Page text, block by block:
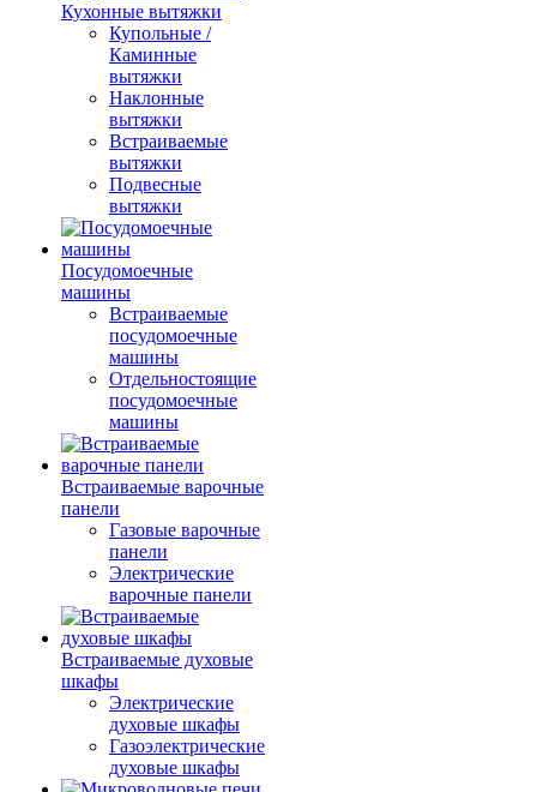
Кухонные вытяжки
Купольные /
Каминные
вытяжки
Наклонные
вытяжки
Встраиваемые
вытяжки
Подвесные
вытяжки
Посудомоечные
машины
Встраиваемые
посудомоечные
машины
Отдельностоящие
посудомоечные
машины
Встраиваемые варочные
панели
Газовые варочные
панели
Электрические
варочные панели
Встраиваемые духовые
шкафы
Электрические
духовые шкафы
Газоэлектрические
духовые шкафы